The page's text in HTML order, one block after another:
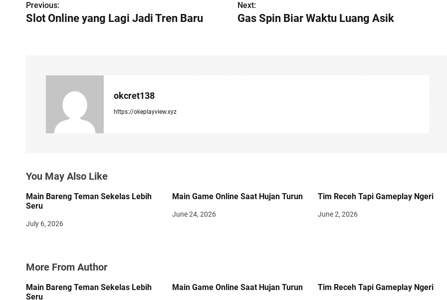
P
t
n
a
v
i
a
t
Previous:
Slot Online yang Lagi Jadi Tren Baru
Next:
Gas Spin Biar Waktu Luang Asik
okcret138
https://okeplayview.xyz
You May Also Like
Main Bareng Teman Sekelas Lebih
Seru
July 6, 2026
Main Game Online Saat Hujan Turun
June 24, 2026
Tim Receh Tapi Gameplay Ngeri
June 2, 2026
More From Author
Main Bareng Teman Sekelas Lebih
Seru
Main Game Online Saat Hujan Turun Tim Receh Tapi Gameplay Ngeri